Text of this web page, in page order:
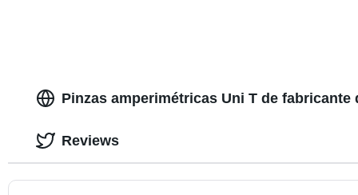
Pinzas amperimétricas Uni T de fabricante
Reviews